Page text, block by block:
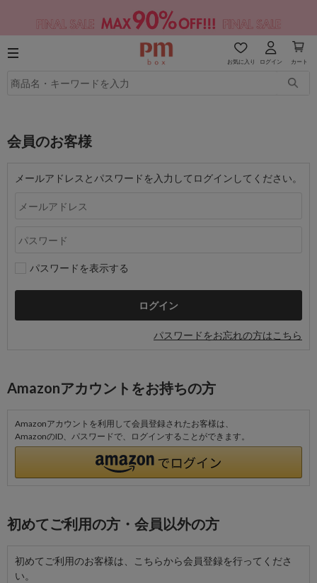
お気に入り ログイン カート
会員のお客様
メールアドレスとパスワードを入力してログインしてください。
パスワードを表示する
パスワードをお忘れの方はこちら
Amazonアカウントをお持ちの方
Amazonアカウントを利用して会員登録されたお客様は、
AmazonのID、パスワードで、ログインすることができます。
初めてご利用の方・会員以外の方
初めてご利用のお客様は、こちらから会員登録を行ってくださ
い。